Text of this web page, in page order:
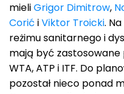
mieliGrigor Dimitrow,
Corić iViktor Troicki.
reżimu sanitarnego i
mają być
WTA, ATP i ITF. Do
pozostał nieco ponad